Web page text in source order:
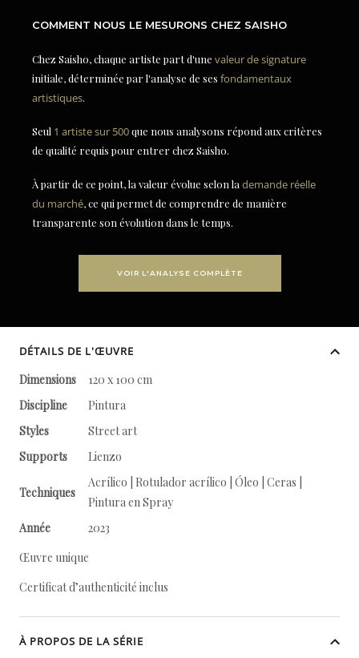
COMMENT NOUS LE MESURONS CHEZ SAISHO
Chez Saisho, chaque artiste part d'une valeur de signature
initiale, déterminée par l'analyse de ses fondamentaux
artistiques.
Seul 1 artiste sur 500que nous analysons répond aux critères
de qualité requis pour entrer chez Saisho.
À partir de ce point, la valeur évolue selon la demande réelle
du marché, ce qui permet de comprendre de manière
transparente son évolution dans le temps.
VOIR L'ANALYSE COMPLÈTE
DÉTAILS DE L'ŒUVRE
Dimensions
120 x 100 cm
Discipline
Pintura
Styles
Street art
Supports
Lienzo
Techniques
Acrílico | Rotulador acrílico | Óleo | Ceras |
Pintura en Spray
Année
2023
Œuvre unique
Certificat d’authenticité inclus
À PROPOS DE LA SÉRIE